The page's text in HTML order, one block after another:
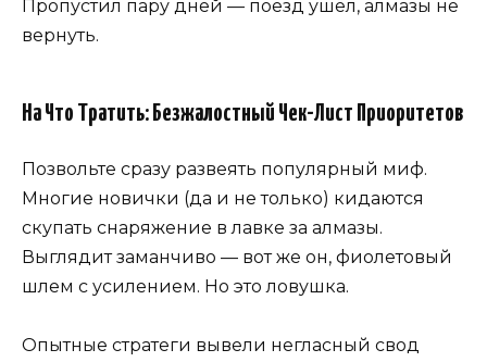
Пропустил пару дней — поезд ушёл, алмазы не
вернуть.
На Что Тратить: Безжалостный Чек-Лист Приоритетов
Позвольте сразу развеять популярный миф.
Многие новички (да и не только) кидаются
скупать снаряжение в лавке за алмазы.
Выглядит заманчиво — вот же он, фиолетовый
шлем с усилением. Но это ловушка.
Опытные стратеги вывели негласный свод